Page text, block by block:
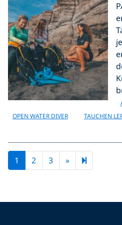
OPEN WATER DIVER
TAUCHEN
1 2 3 »Next page
13